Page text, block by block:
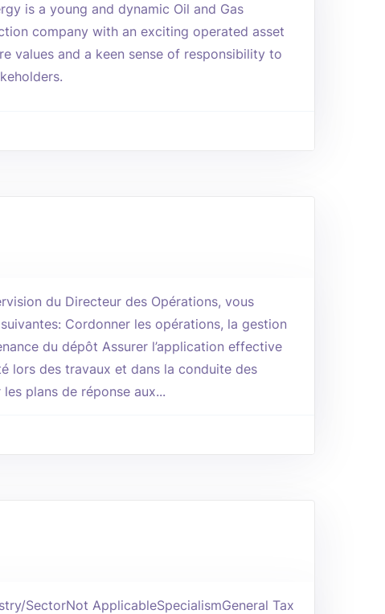
is a young and dynamic Oil and Gas
company with an exciting operated asset
values and a keen sense of responsibility to
du Directeur des Opérations, vous
Cordonner les opérations, la gestion
du dépôt Assurer l’application effective
lors des travaux et dans la conduite des
plans de réponse aux...
SectorNot ApplicableSpecialismGeneral Tax